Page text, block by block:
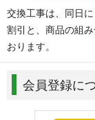
交換工事は、同日
割引と、商品の組
おります。
会員登録に